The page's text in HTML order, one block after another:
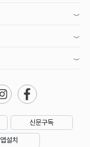
신문구독
앱설치